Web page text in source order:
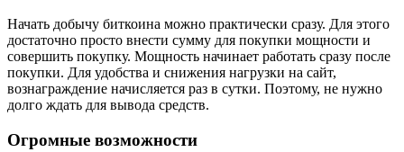
Начать добычу биткоина можно практически сразу. Для этого
достаточно просто внести сумму для покупки мощности и
совершить покупку. Мощность начинает работать сразу после
покупки. Для удобства и снижения нагрузки на сайт,
вознаграждение начисляется раз в сутки. Поэтому, не нужно
долго ждать для вывода средств.
Огромные возможности